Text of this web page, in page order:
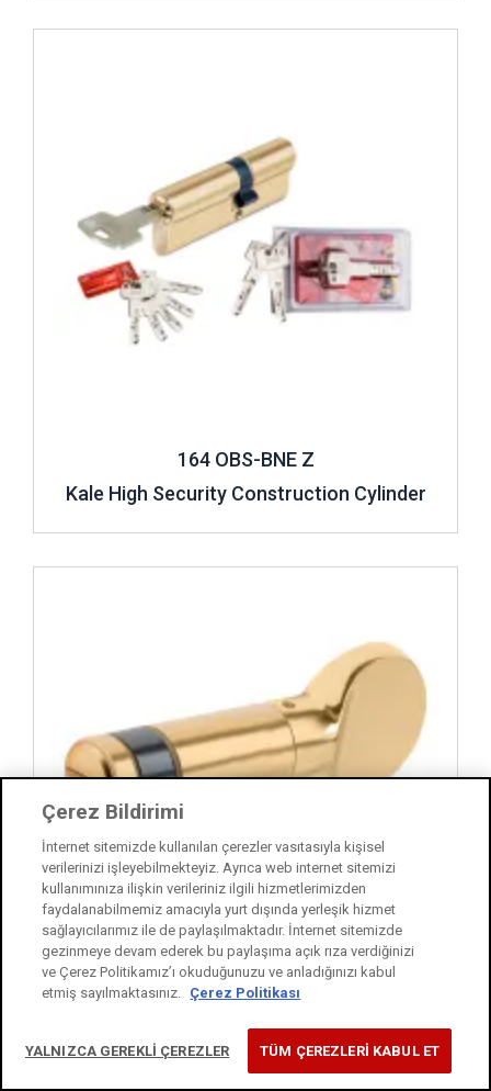
164 OBS-BNE Z
Kale High Security Construction Cylinder
164 RM
Kale Half Type Cylinder With Thumb Turn
Çerez Bildirimi
İnternet sitemizde kullanılan çerezler vasıtasıyla kişisel
verilerinizi işleyebilmekteyiz. Ayrıca web internet sitemizi
kullanımınıza ilişkin verileriniz ilgili hizmetlerimizden
faydalanabilmemiz amacıyla yurt dışında yerleşik hizmet
sağlayıcılarımız ile de paylaşılmaktadır. İnternet sitemizde
gezinmeye devam ederek bu paylaşıma açık rıza verdiğinizi
ve Çerez Politikamız’ı okuduğunuzu ve anladığınızı kabul
etmiş sayılmaktasınız. Çerez Politikası
YALNIZCA GEREKLİ ÇEREZLER TÜM ÇEREZLERİ KABUL ET